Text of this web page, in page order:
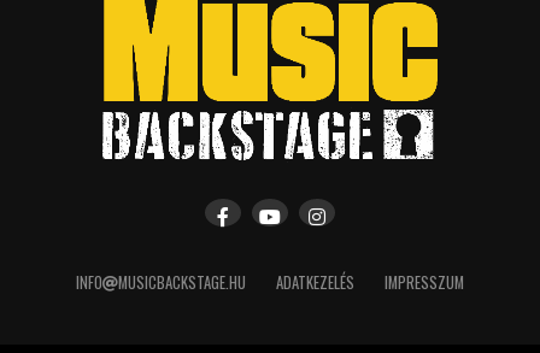
INFO MUSICBACKSTAGE.HU ADATKEZELÉS IMPRESSZUM